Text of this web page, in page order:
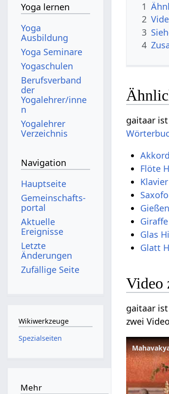
1
2
3
4
gaitaar
Flöte
Glas
Glatt
Video
gaitaar
zwei
Yoga lernen
Yoga
Ausbildung
Yoga Seminare
Yogaschulen
Berufsverband
der
Yogalehrer/inne
n
Yogalehrer
Verzeichnis
Navigation
Hauptseite
Gemeinschafts­
portal
Aktuelle
Ereignisse
Letzte
Änderungen
Zufällige Seite
Wikiwerkzeuge
Spezialseiten
Mehr